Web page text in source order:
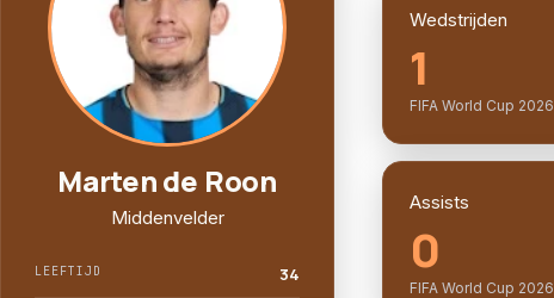
Marten de Roon
Middenvelder
LEEFTIJD 34
Wedstrijden
1
FIFA World Cup 2026
Assists
0
FIFA World Cup 2026